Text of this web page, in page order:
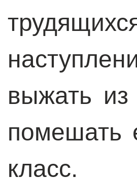
выжать
помешать
класс.